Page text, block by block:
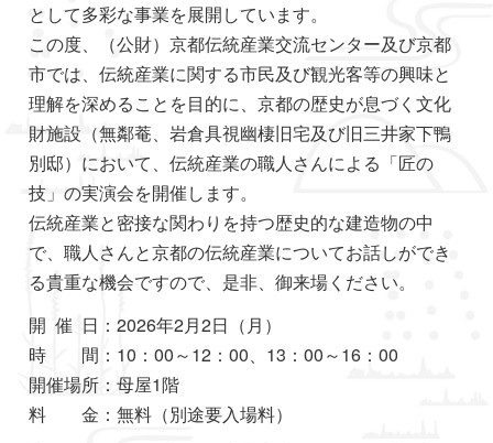
として多彩な事業を展開しています。
この度、（公財）京都伝統産業交流センター及び京都
市では、伝統産業に関する市民及び観光客等の興味と
理解を深めることを目的に、京都の歴史が息づく文化
財施設（無鄰菴、岩倉具視幽棲旧宅及び旧三井家下鴨
別邸）において、伝統産業の職人さんによる「匠の
技」の実演会を開催します。
伝統産業と密接な関わりを持つ歴史的な建造物の中
で、職人さんと京都の伝統産業についてお話しができ
る貴重な機会ですので、是非、御来場ください。
開 催 日：2026年2月2日（月）
時 間：10：00～12：00、13：00～16：00
開催場所：母屋1階
料 金：無料（別途要入場料）